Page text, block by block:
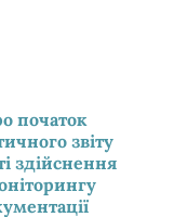
початок
звіту
здійснення